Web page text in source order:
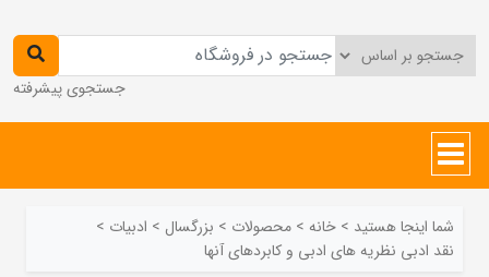
جستجوی پیشرفته
شما اینجا هستید > خانه > محصولات > بزرگسال > ادبیات >
نقد ادبی نظریه های ادبی و کابردهای آنها